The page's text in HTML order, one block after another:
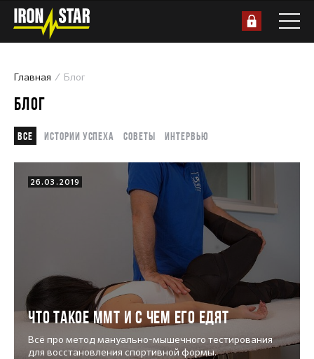
Главная Блог
БЛОГ
Все Истории успеха Советы Интервью
26.03.2019
Что такое ММТ и с чем его едят
Всё про метод мануально-мышечного тестирования
для восстановления спортивной формы.